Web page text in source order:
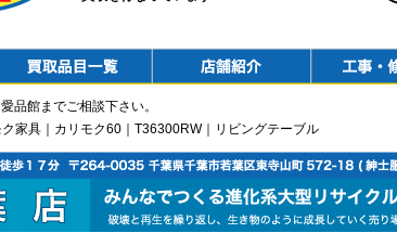
品館までご相談下さい。
家具｜カリモク60｜T36300RW｜リビングテーブル